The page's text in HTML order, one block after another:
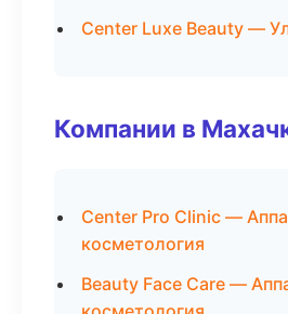
Center Luxe Beauty —
Компании в
Center Pro Clinic —
косметология
Beauty Face Care —